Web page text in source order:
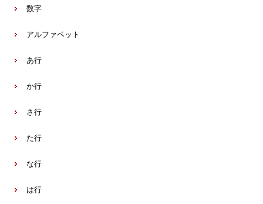
数字
アルファベット
あ行
か行
さ行
た行
な行
は行